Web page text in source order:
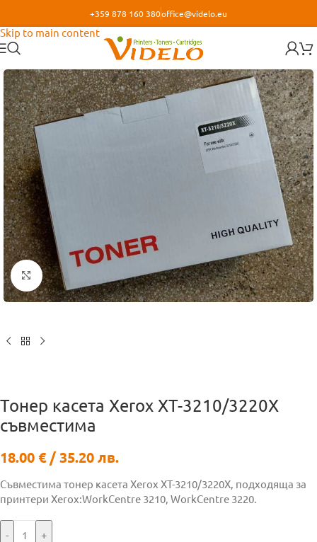
Skip to main content
+359 878 160 380office@videlo.eu
Кликнете за уголемяване
Тонер касета Xerox XT-3210/3220X
съвместима
18.00 €/ 35.20 лв.
Съвместима тонер касета Xerox XT-3210/3220X, подходяща за
принтери Xerox:WorkCentre 3210, WorkCentre 3220.
- +